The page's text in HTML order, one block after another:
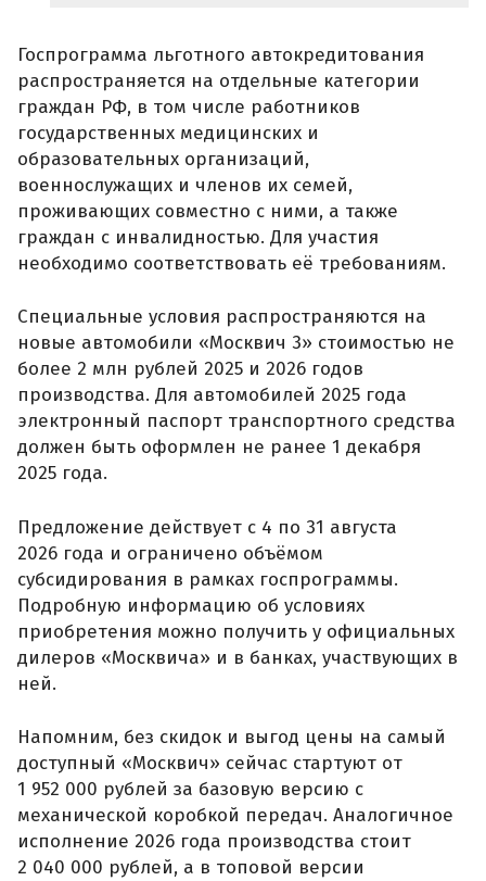
Госпрограмма льготного автокредитования
распространяется на отдельные категории
граждан РФ, в том числе работников
государственных медицинских и
образовательных организаций,
военнослужащих и членов их семей,
проживающих совместно с ними, а также
граждан с инвалидностью. Для участия
необходимо соответствовать её требованиям.
Специальные условия распространяются на
новые автомобили «Москвич 3» стоимостью не
более 2 млн рублей 2025 и 2026 годов
производства. Для автомобилей 2025 года
электронный паспорт транспортного средства
должен быть оформлен не ранее 1 декабря
2025 года.
Предложение действует с 4 по 31 августа
2026 года и ограничено объёмом
субсидирования в рамках госпрограммы.
Подробную информацию об условиях
приобретения можно получить у официальных
дилеров «Москвича» и в банках, участвующих в
ней.
Напомним, без скидок и выгод цены на самый
доступный «Москвич» сейчас стартуют от
1 952 000 рублей за базовую версию с
механической коробкой передач. Аналогичное
исполнение 2026 года производства стоит
2 040 000 рублей, а в топовой версии